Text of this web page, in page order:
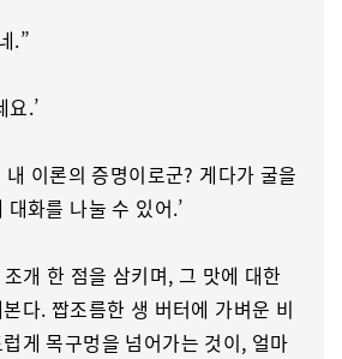
.”
요.’
내 이론의 증명이로군? 게다가 굴을
화를 나눌 수 있어.’
개 한 점을 삼키며, 그 맛에 대한
다. 짭조름한 생 버터에 가벼운 비
게 목구멍을 넘어가는 것이, 얼마